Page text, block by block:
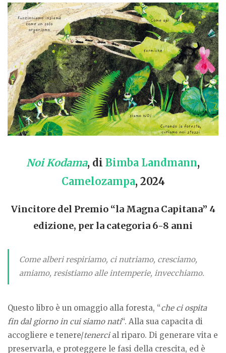
Noi Kodama, di Bimba Landmann,
Camelozampa, 2024
Vincitore del Premio “la Magna Capitana” 4
edizione, per la categoria 6-8 anni
Come alberi respiriamo, ci nutriamo, cresciamo,
amiamo, resistiamo alle intemperie, invecchiamo.
Questo libro è un omaggio alla foresta, “che ci ospita
fin dal giorno in cui siamo nati“. Alla sua capacita di
accogliere e tenere/tenercial riparo. Di generare vita e
preservarla, e proteggere le fasi della crescita, ed è